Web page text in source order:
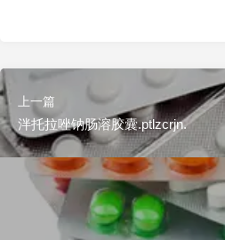
上一篇
泮托拉唑钠肠溶胶囊.ptlzcrjn.